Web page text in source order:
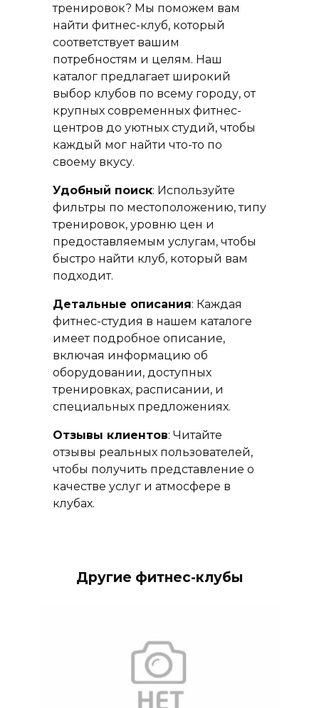
тренировок? Мы поможем вам
найти фитнес-клуб, который
соответствует вашим
потребностям и целям. Наш
каталог предлагает широкий
выбор клубов по всему городу, от
крупных современных фитнес-
центров до уютных студий, чтобы
каждый мог найти что-то по
своему вкусу.
Удобный поиск: Используйте
фильтры по местоположению, типу
тренировок, уровню цен и
предоставляемым услугам, чтобы
быстро найти клуб, который вам
подходит.
Детальные описания: Каждая
фитнес-студия в нашем каталоге
имеет подробное описание,
включая информацию об
оборудовании, доступных
тренировках, расписании, и
специальных предложениях.
Отзывы клиентов: Читайте
отзывы реальных пользователей,
чтобы получить представление о
качестве услуг и атмосфере в
клубах.
Другие фитнес-клубы